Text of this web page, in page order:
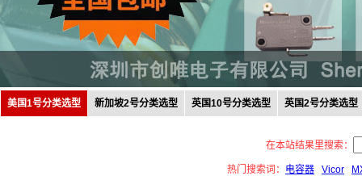
美国1号分类选型 新加坡2号分类选型 英国10号分类选型 英国2号分类选型
在本站结果里搜索：
热门搜索词： 电容器 Vicor